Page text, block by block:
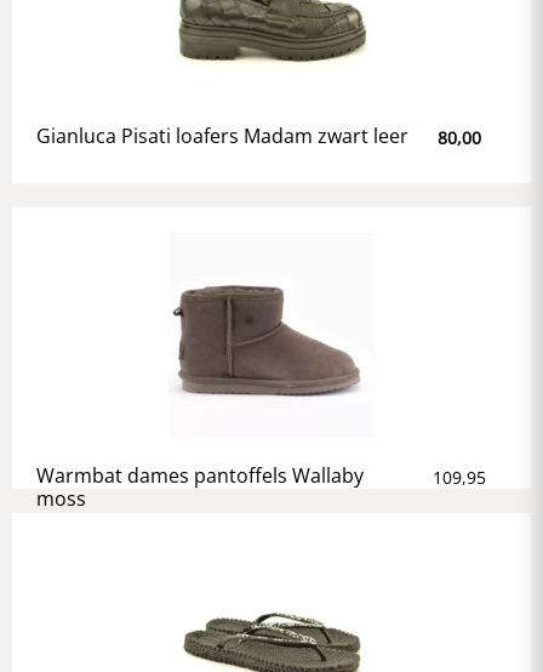
Gianluca Pisati loafers Madam zwart leer 80,00
Warmbat dames pantoffels Wallaby
moss
109,95